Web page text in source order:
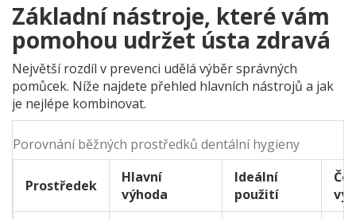
Základní nástroje, které vám
pomohou udržet ústa zdravá
Největší rozdíl v prevenci udělá výběr správných
pomůcek. Níže najdete přehled hlavních nástrojů a jak
je nejlépe kombinovat.
Porovnání běžných prostředků dentální hygieny
Prostředek
Hlavní
výhoda
Ideální
použití